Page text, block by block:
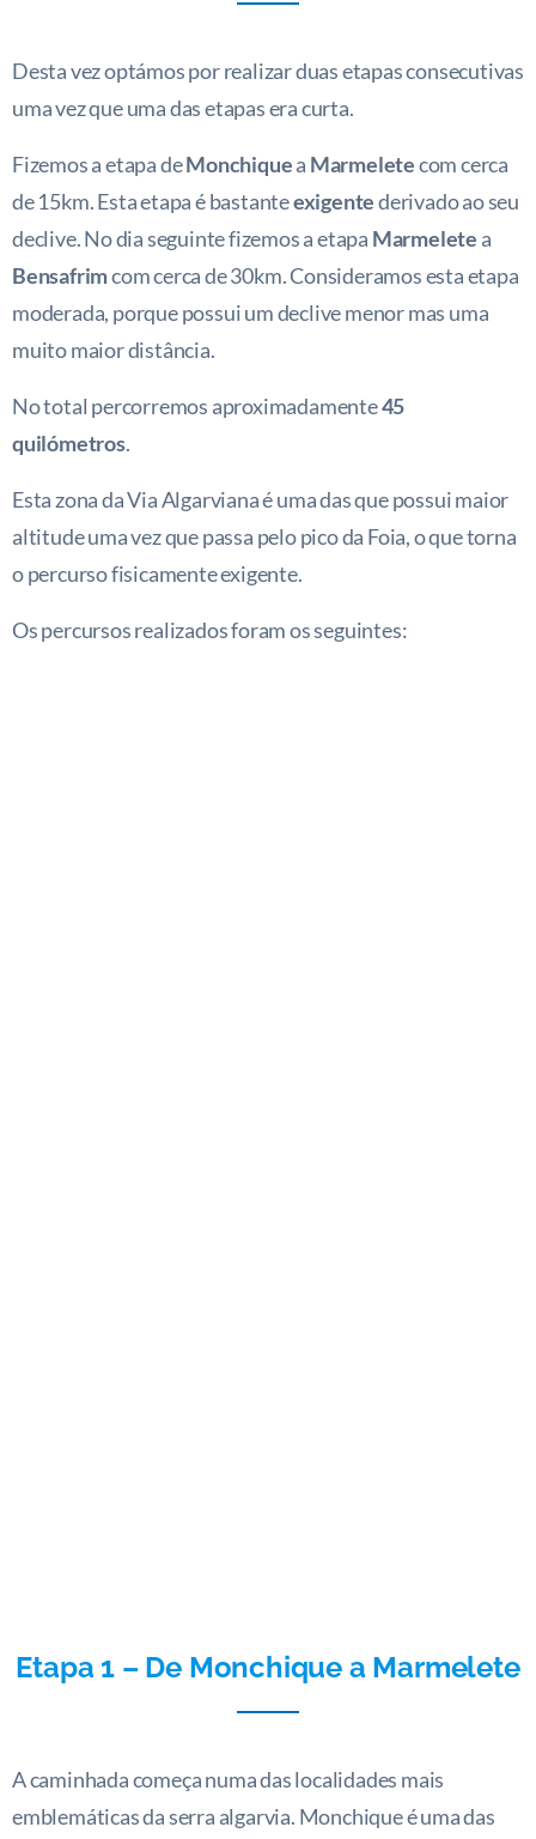
Desta vez optámos por realizar duas etapas consecutivas
uma vez que uma das etapas era curta.
Fizemos a etapa deMonchiquea Marmeletecom cerca
de 15km. Esta etapa é bastanteexigentederivado ao seu
declive. No dia seguinte fizemos a etapa Marmelete a
Bensafrimcom cerca de 30km. Consideramos esta etapa
moderada, porque possui um declive menor mas uma
muito maior distância.
No total percorremos aproximadamente45
quilómetros.
Esta zona da Via Algarviana é uma das que possui maior
altitude uma vez que passa pelo pico da Foia, o que torna
o percurso fisicamente exigente.
Os percursos realizados foram os seguintes:
Etapa 1 – De Monchique a Marmelete
A caminhada começa numa das localidades mais
emblemáticas da serra algarvia. Monchique é uma das